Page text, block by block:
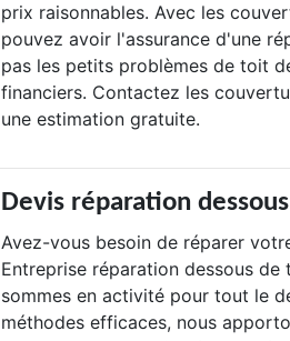
prix raisonnables. Avec les
pouvez avoir l'assurance d'une
pas les petits problèmes de toit
financiers. Contactez les
une estimation gratuite.
Devis réparation
Avez-vous besoin de réparer
Entreprise réparation dessous de
sommes en activité pour tout le
méthodes efficaces, nous